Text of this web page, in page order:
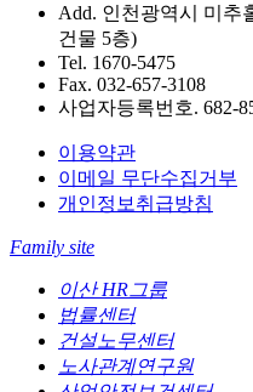
Add. 인천광역시 미추
건물 5층)
Tel. 1670-5475
Fax. 032-657-3108
사업자등록번호. 682-
이용약관
이메일 무단수집거부
개인정보취급방침
Family site
이산 HR그룹
법률센터
건설노무센터
노사관계연구원